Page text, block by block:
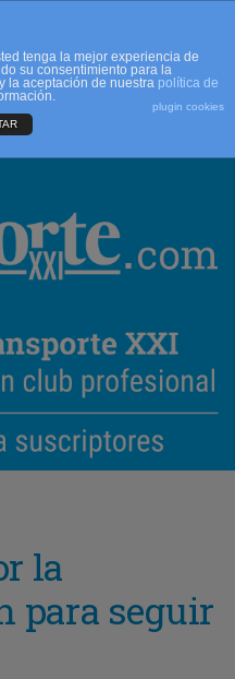
la
para seguir
tenga la mejor experiencia de
su consentimiento para la
la aceptación de nuestra política de
plugin cookies